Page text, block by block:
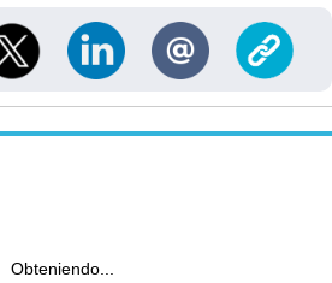
Obteniendo...